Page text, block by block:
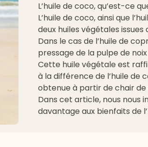
L’huile de coco, qu’est-ce
L’huile de coco, ainsi que
deux huiles végétales issues
Dans le cas de l’huile de
pressage de la pulpe de
Cette huile végétale est
à la différence de l’huile de
obtenue à partir de chair
Dans cet article, nous nous
davantage aux bienfaits de